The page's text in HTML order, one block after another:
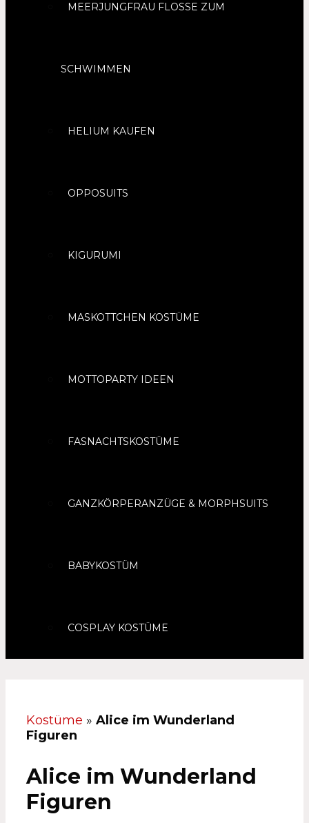
MEERJUNGFRAU FLOSSE ZUM
SCHWIMMEN
HELIUM KAUFEN
OPPOSUITS
KIGURUMI
MASKOTTCHEN KOSTÜME
MOTTOPARTY IDEEN
FASNACHTSKOSTÜME
GANZKÖRPERANZÜGE & MORPHSUITS
BABYKOSTÜM
COSPLAY KOSTÜME
Kostüme » Alice im Wunderland
Figuren
Alice im Wunderland
Figuren